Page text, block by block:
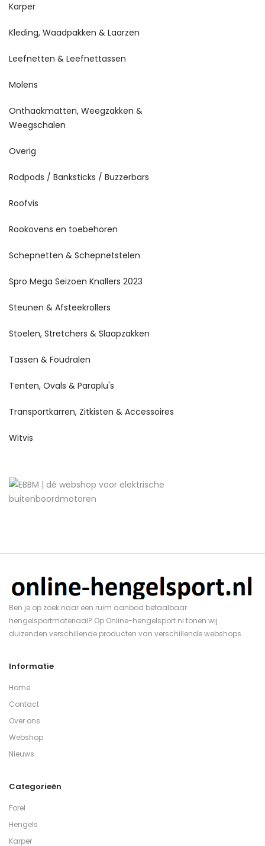
Karper
Kleding, Waadpakken & Laarzen
Leefnetten & Leefnettassen
Molens
Onthaakmatten, Weegzakken &
Weegschalen
Overig
Rodpods / Banksticks / Buzzerbars
Roofvis
Rookovens en toebehoren
Schepnetten & Schepnetstelen
Spro Mega Seizoen Knallers 2023
Steunen & Afsteekrollers
Stoelen, Stretchers & Slaapzakken
Tassen & Foudralen
Tenten, Ovals & Paraplu's
Transportkarren, Zitkisten & Accessoires
Witvis
Ben je op zoek naar een ruim aanbod betaalbaar
hengelsportmateriaal? Op Online-hengelsport.nl tonen wij
duizenden verschillende producten van verschillende webshops.
Informatie
Home
Contact
Over ons
Webshop
Nieuws
Categorieën
Forel
Hengels
Karper